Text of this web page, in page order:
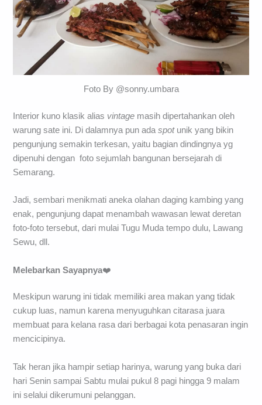
Foto By @sonny.umbara
Interior kuno klasik alias vintage masih dipertahankan oleh
warung sate ini. Di dalamnya pun adaspotunik yang bikin
pengunjung semakin terkesan, yaitu bagian dindingnya yg
dipenuhi dengan foto sejumlah bangunan bersejarah di
Semarang.
Jadi, sembari menikmati aneka olahan daging kambing yang
enak, pengunjung dapat menambah wawasan lewat deretan
foto-foto tersebut, dari mulai Tugu Muda tempo dulu, Lawang
Sewu, dll.
Melebarkan Sayapnya❤️
Meskipun warung ini tidak memiliki area makan yang tidak
cukup luas, namun karena menyuguhkan citarasa juara
membuat para kelana rasa dari berbagai kota penasaran ingin
mencicipinya.
Tak heran jika hampir setiap harinya, warung yang buka dari
hari Senin sampai Sabtu mulai pukul 8 pagi hingga 9 malam
ini selalui dikerumuni pelanggan.